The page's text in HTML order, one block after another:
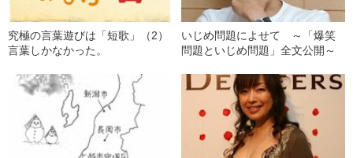
究極の言葉遊びは「短歌」（2）
言葉しかなかった。
いじめ問題によせて ～「爆笑
問題といじめ問題」全文公開～